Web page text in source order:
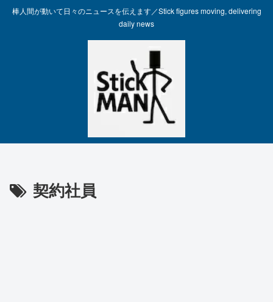
棒人間が動いて日々のニュースを伝えます／Stick figures moving, delivering
daily news
契約社員